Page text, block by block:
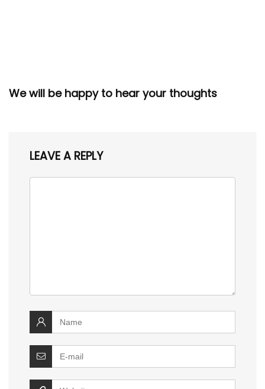
We will be happy to hear your thoughts
LEAVE A REPLY